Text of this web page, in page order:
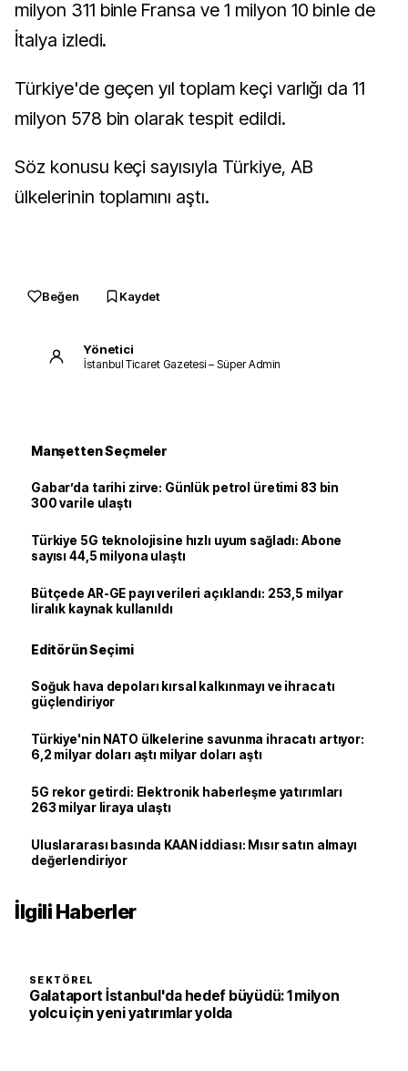
milyon 311 binle Fransa ve 1 milyon 10 binle de
İtalya izledi.
Türkiye'de geçen yıl toplam keçi varlığı da 11
milyon 578 bin olarak tespit edildi.
Söz konusu keçi sayısıyla Türkiye, AB
ülkelerinin toplamını aştı.
Beğen Kaydet
Yönetici
İstanbul Ticaret Gazetesi – Süper Admin
Manşetten Seçmeler
Gabar’da tarihi zirve: Günlük petrol üretimi 83 bin
300 varile ulaştı
Türkiye 5G teknolojisine hızlı uyum sağladı: Abone
sayısı 44,5 milyona ulaştı
Bütçede AR-GE payı verileri açıklandı: 253,5 milyar
liralık kaynak kullanıldı
Editörün Seçimi
Soğuk hava depoları kırsal kalkınmayı ve ihracatı
güçlendiriyor
Türkiye'nin NATO ülkelerine savunma ihracatı artıyor:
6,2 milyar doları aştı milyar doları aştı
5G rekor getirdi: Elektronik haberleşme yatırımları
263 milyar liraya ulaştı
Uluslararası basında KAAN iddiası: Mısır satın almayı
değerlendiriyor
İlgili Haberler
SEKTÖREL
Galataport İstanbul'da hedef büyüdü: 1 milyon
yolcu için yeni yatırımlar yolda